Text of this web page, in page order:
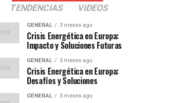
TENDENCIAS
VIDEOS
GENERAL 3 meses ago
Crisis Energética en Europa:
Impacto y Soluciones Futuras
GENERAL 3 meses ago
Crisis Energética en Europa:
Desafíos y Soluciones
GENERAL 3 meses ago